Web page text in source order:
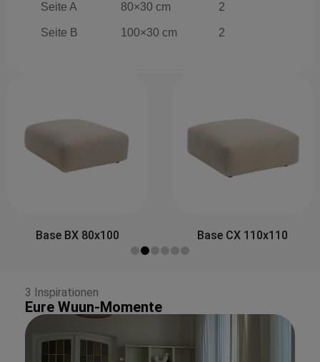
Seite A 80×30 cm 2
Seite B 100×30 cm 2
BX 80x100 Base CX 110x110
3 Inspirationen
Eure Wuun-Momente